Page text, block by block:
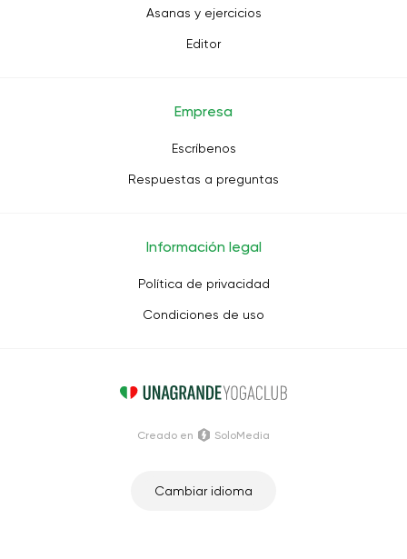
Asanas y ejercicios
Editor
Empresa
Escríbenos
Respuestas a preguntas
Información legal
Política de privacidad
Condiciones de uso
Cambiar idioma
Creado en SoloMedia